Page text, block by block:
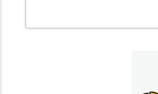
Δεν αφήνει κατάλοιπα